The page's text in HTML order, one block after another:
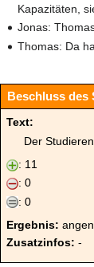
Kapazitäten,
Jonas:
Thomas: Da
Beschluss des
Text:
Der
: 11
: 0
: 0
Ergebnis:
Zusatzinfos: -